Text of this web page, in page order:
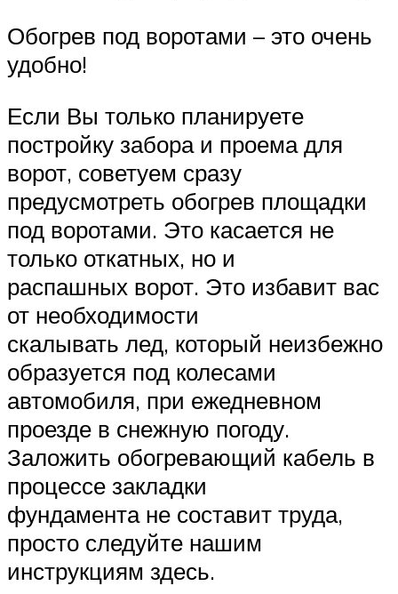
Обогрев под воротами – это очень
удобно!
Если Вы только планируете
постройку забора и проема для
ворот, советуем сразу
предусмотреть обогрев площадки
под воротами. Это касается не
только откатных, но и
распашных ворот. Это избавит вас
от необходимости
скалывать лед, который неизбежно
образуется под колесами
автомобиля, при ежедневном
проезде в снежную погоду.
Заложить обогревающий кабель в
процессе закладки
фундамента не составит труда,
просто следуйте нашим
инструкциям здесь.